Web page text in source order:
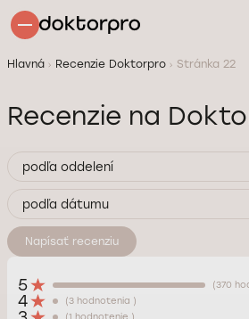
Hlavná Recenzie Doktorpro Stránka 22
Recenzie na
podľa oddelení
podľa dátumu
Napísať recenziu
5 (370
4 (3 hodnotenia )
(1 hodnotenie )